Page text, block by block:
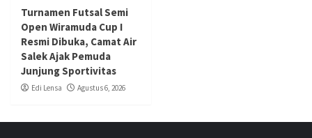
Turnamen Futsal Semi
Open Wiramuda Cup I
Resmi Dibuka, Camat Air
Salek Ajak Pemuda
Junjung Sportivitas
Edi Lensa Agustus 6, 2026